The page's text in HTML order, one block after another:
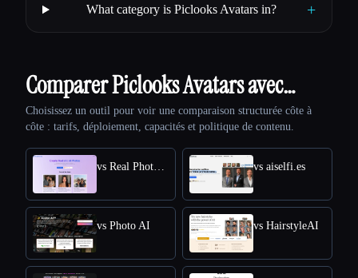
What category is Piclooks Avatars in? +
Comparer Piclooks Avatars avec…
Choisissez un outil pour voir une comparaison structurée côte à
côte : tarifs, déploiement, capacités et politique de contenu.
vs Real Photo AI vs aiselfi.es
vs Photo AI vs HairstyleAI